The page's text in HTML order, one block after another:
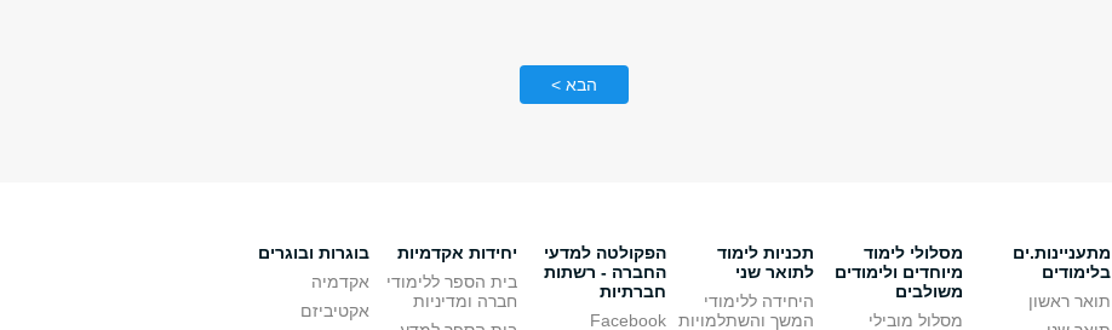
הבא >
מתעניינות.ים
בלימודים
תואר ראשון
מסלולי לימוד
מיוחדים ולימודים
משולבים
מסלול מובילי
תכניות לימוד
לתואר שני
היחידה ללימודי
המשך והשתלמויות
הפקולטה למדעי
החברה - רשתות
חברתיות
Facebook
יחידות אקדמיות
בית הספר ללימודי
חברה ומדיניות
בוגרות ובוגרים
אקדמיה
אקטיביזם